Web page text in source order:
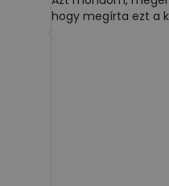
hogy megírta ezt a